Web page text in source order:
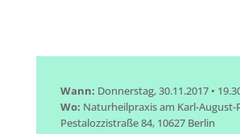
Wann: Donnerstag, 30.11.2017 •
Wo: Naturheilpraxis am Karl-August-
Pestalozzistraße 84, 10627 Berlin